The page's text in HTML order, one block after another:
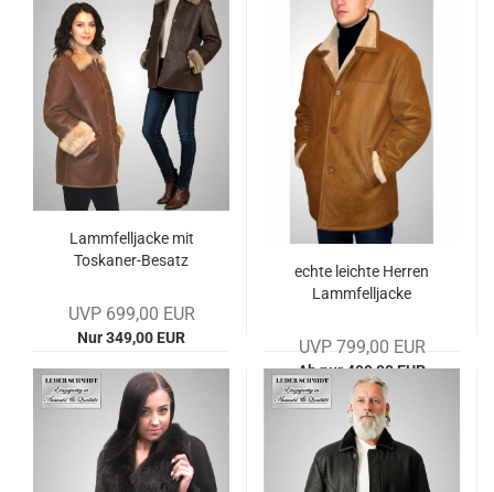
Lamm­fell­ja­cke mit
Toskaner-​​Be­satz
UVP 699,00 EUR
Nur 349,00 EUR
echte leich­te Her­ren
Lamm­fell­ja­cke
UVP 799,00 EUR
Ab nur 499,00 EUR